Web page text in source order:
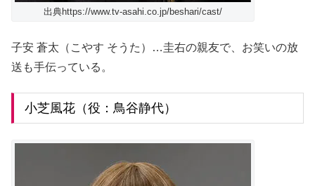
出典https://www.tv-asahi.co.jp/beshari/cast/
子安 蒼太（こやす そうた）…圭右の親友で、お笑いの放
送も手伝っている。
小芝風花（役：鳥谷静代）